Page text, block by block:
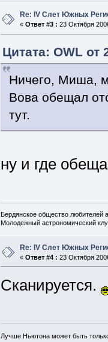
Re: IV Слет Южных
« Ответ #3 : 23 Октября
Цитата: OWL от
Ничего, Миша,
Вова обещал
тут.
ну и где
Бердянское общество любителей
Молодежный астрономический
Re: IV Слет Южных
« Ответ #4 : 23 Октября
Сканируется.
Лучше Ньютона может быть